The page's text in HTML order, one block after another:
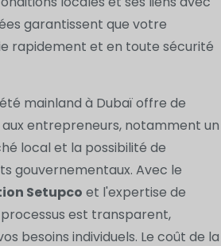
garantissent que votre
rapidement et en toute sécurité
mainland à Dubaï offre de
entrepreneurs, notamment un
local et la possibilité de
gouvernementaux. Avec le
Setupco et l'expertise de
est transparent,
besoins individuels. Le coût de la